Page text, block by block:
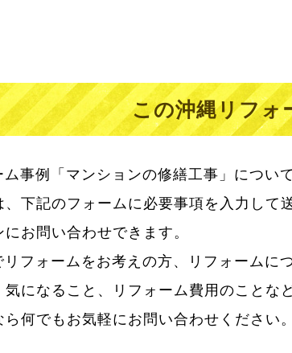
この沖縄リフォ
ム事例「マンションの修繕工事」につい
下記のフォームに必要事項を入力して
お問い合わせできます。
フォームをお考えの方、リフォームに
になること、リフォーム費用のことな
ら何でもお気軽にお問い合わせください
大きなお買い物。だからこそ私たちはお
寧に答え、満足していただけるように